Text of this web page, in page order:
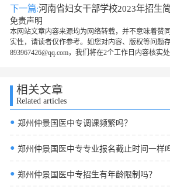
下一篇:河南省妇女干部学校2023年招生
免责声明
本网站文章内容来源均为网络转载，并不意味着赞
实性，请读者仅作参考。如您对内容、版权等问题
893967426@qq.com，我们将在2个工作日内容核实处
相关文章
Related articles
● 郑州仲景国医中专调课频繁吗？
● 郑州仲景国医中专专业报名截止时间一样
● 郑州仲景国医中专招生有年龄限制吗？